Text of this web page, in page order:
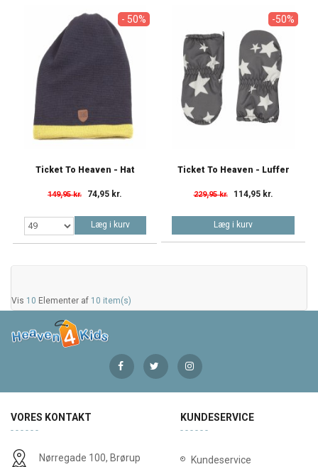
- 50%
Ticket To Heaven - Hat
149,95 kr. 74,95 kr.
Læg i kurv
-50%
Ticket To Heaven - Luffer
229,95 kr. 114,95 kr.
Læg i kurv
Vis 10 Elementer af 10 item(s)
VORES KONTAKT
Nørregade 100, Brørup
KUNDESERVICE
Kundeservice